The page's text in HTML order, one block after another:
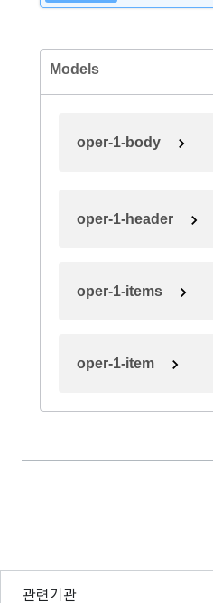
Models
oper-1-body
oper-1-header
oper-1-items
oper-1-item
관련기관
행정안전부